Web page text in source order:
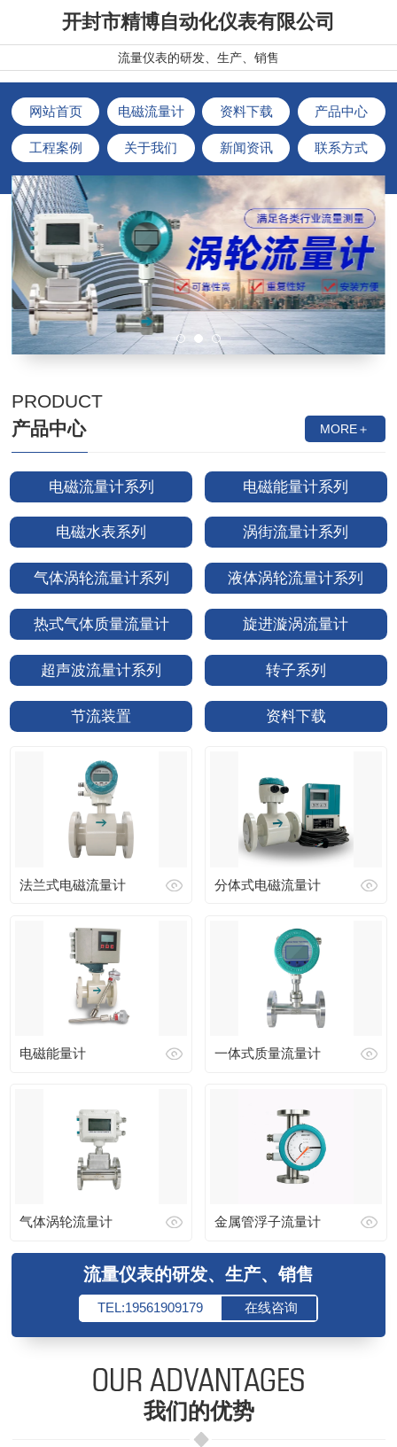
开封市精博自动化仪表有限公司
流量仪表的研发、生产、销售
网站首页 电磁流量计 资料下载 产品中心
工程案例 关于我们 新闻资讯 联系方式
PRODUCT
产品中心
MORE＋
电磁流量计系列 电磁能量计系列
电磁水表系列 涡街流量计系列
气体涡轮流量计系列 液体涡轮流量计系列
热式气体质量流量计 旋进漩涡流量计
超声波流量计系列 转子系列
节流装置 资料下载
法兰式电磁流量计 分体式电磁流量计
电磁能量计 一体式质量流量计
气体涡轮流量计 金属管浮子流量计
流量仪表的研发、生产、销售
TEL:19561909179 在线咨询
我们的优势